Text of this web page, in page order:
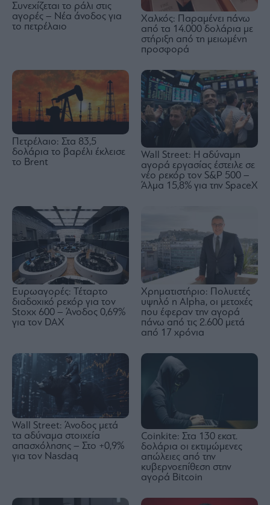
Συνεχίζεται το ράλι στις
αγορές – Νέα άνοδος για
το πετρέλαιο
Χαλκός: Παραμένει πάνω
από τα 14.000 δολάρια με
στήριξη από τη μειωμένη
προσφορά
Πετρέλαιο: Στα 83,5
δολάρια το βαρέλι έκλεισε
το Brent
Wall Street: Η αδύναμη
αγορά εργασίας έστειλε σε
νέο ρεκόρ τον S&P 500 –
Άλμα 15,8% για την SpaceX
Ευρωαγορές: Τέταρτο
διαδοχικό ρεκόρ για τον
Stoxx 600 – Άνοδος 0,69%
για τον DAX
Χρηματιστήριο: Πολυετές
υψηλό η Alpha, οι μετοχές
που έφεραν την αγορά
πάνω από τις 2.600 μετά
από 17 χρόνια
Wall Street: Άνοδος μετά
τα αδύναμα στοιχεία
απασχόλησης – Στο +0,9%
για τον Nasdaq
Coinkite: Στα 130 εκατ.
δολάρια οι εκτιμώμενες
απώλειες από την
κυβερνοεπίθεση στην
αγορά Bitcoin